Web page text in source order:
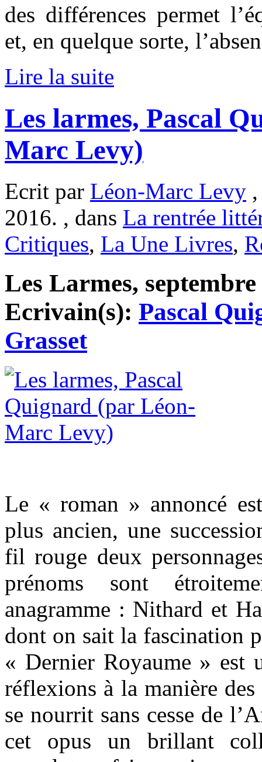
des différences permet
et, en quelque sorte,
Lire la suite
Les larmes, Pascal
Marc Levy)
Ecrit par Léon-Marc Levy
2016. , dans La rentrée
Critiques, La Une Livres,
Les Larmes,
Ecrivain(s): Pascal
Grasset
Le « roman » annoncé
plus ancien, une
fil rouge deux
prénoms sont
anagramme : Nithard et
dont on sait la fascination
« Dernier Royaume » est
réflexions à la manière
se nourrit sans cesse de
cet opus un brillant